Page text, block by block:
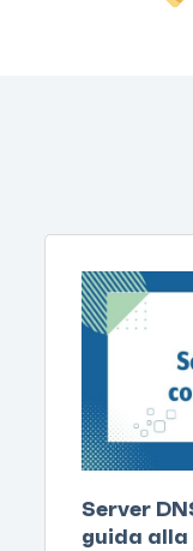
Server
guida